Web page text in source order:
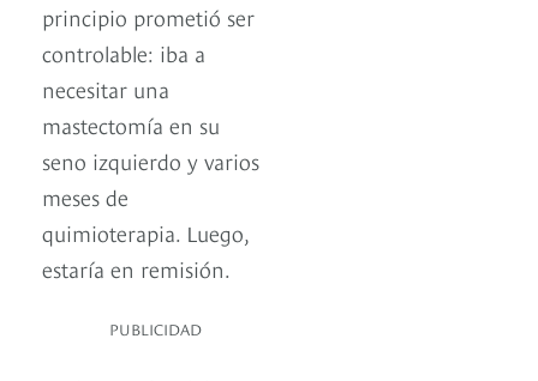
principio prometió ser
controlable: iba a
necesitar una
mastectomía en su
seno izquierdo y varios
meses de
quimioterapia. Luego,
estaría en remisión.
PUBLICIDAD